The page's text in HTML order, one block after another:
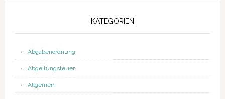
KATEGORIEN
Abgabenordnung
Abgeltungsteuer
Allgemein